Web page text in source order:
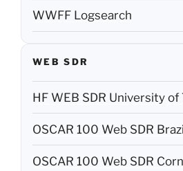
WWFF Logsearch
WEB SDR
HF WEB SDR University of
OSCAR 100 Web SDR
OSCAR 100 Web SDR